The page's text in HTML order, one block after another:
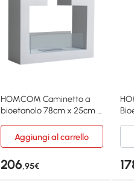
HOMCOM Caminetto a
bioetanolo 78cm x 25cm x
Aggiungi al carrello
206,95€